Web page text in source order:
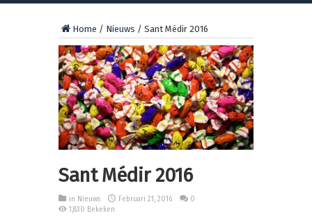
Home / Nieuws / Sant Médir 2016
Sant Médir 2016
in Nieuws Februari 21, 2016
0
1,830 Bekeken